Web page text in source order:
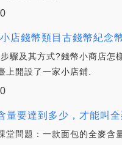
店錢幣類目古錢幣紀念
驟及其方式?錢幣小商店怎
上開設了一家小店鋪.
量要達到多少，才能叫
堂問題：一款面包的全麥